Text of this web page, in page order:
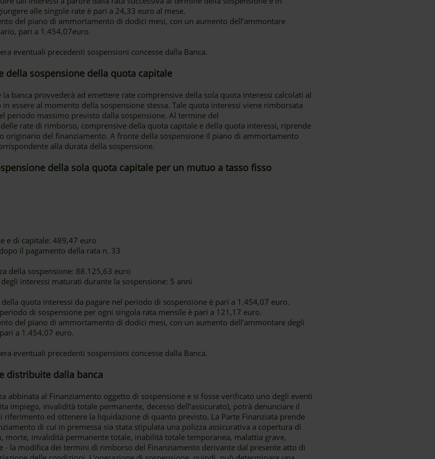
alle singole rate è pari a 24,33 euro al mese.
del piano di ammortamento di dodici mesi, con un aumento dell’ammontare
pari a 1.454,07euro.
eventuali precedenti sospensioni concesse dalla Banca.
della sospensione della quota capitale
la banca provvederà ad emettere rate comprensive della sola quota interessi calcolati al
essere al momento della sospensione stessa. Tale quota interessi viene rimborsata
periodo massimo previsto dalla sospensione. Al termine del
rate di rimborso, comprensive della quota capitale e della quota interessi, riprende
originario del finanziamento. A fronte della sospensione il piano di ammortamento
alla durata della sospensione.
della sola quota capitale per un mutuo a tasso fisso
e di capitale: 489,47 euro
il pagamento della rata n. 33
della sospensione: 88.125,63 euro
interessi maturati durante la sospensione: 5 anni
quota interessi da pagare nel periodo di sospensione è pari a 1.454,07 euro.
di sospensione per ogni singola rata mensile è pari a 121,17 euro.
del piano di ammortamento di dodici mesi, con un aumento dell’ammontare degli
a 1.454,07 euro.
eventuali precedenti sospensioni concesse dalla Banca.
distribuite dalla banca
abbinata al Finanziamento oggetto di sospensione e si fosse verificato uno degli eventi
impiego, invalidità totale permanente, decesso dell’assicurato), potrà denunciare il
riferimento ed ottenere la liquidazione di quanto previsto. La Parte Finanziata prende
di cui in premessa sia stata stipulata una polizza assicurativa a copertura di
morte, invalidità permanente totale, inabilità totale temporanea, malattia grave,
- la modifica dei termini di rimborso del Finanziamento derivante dal presente atto di